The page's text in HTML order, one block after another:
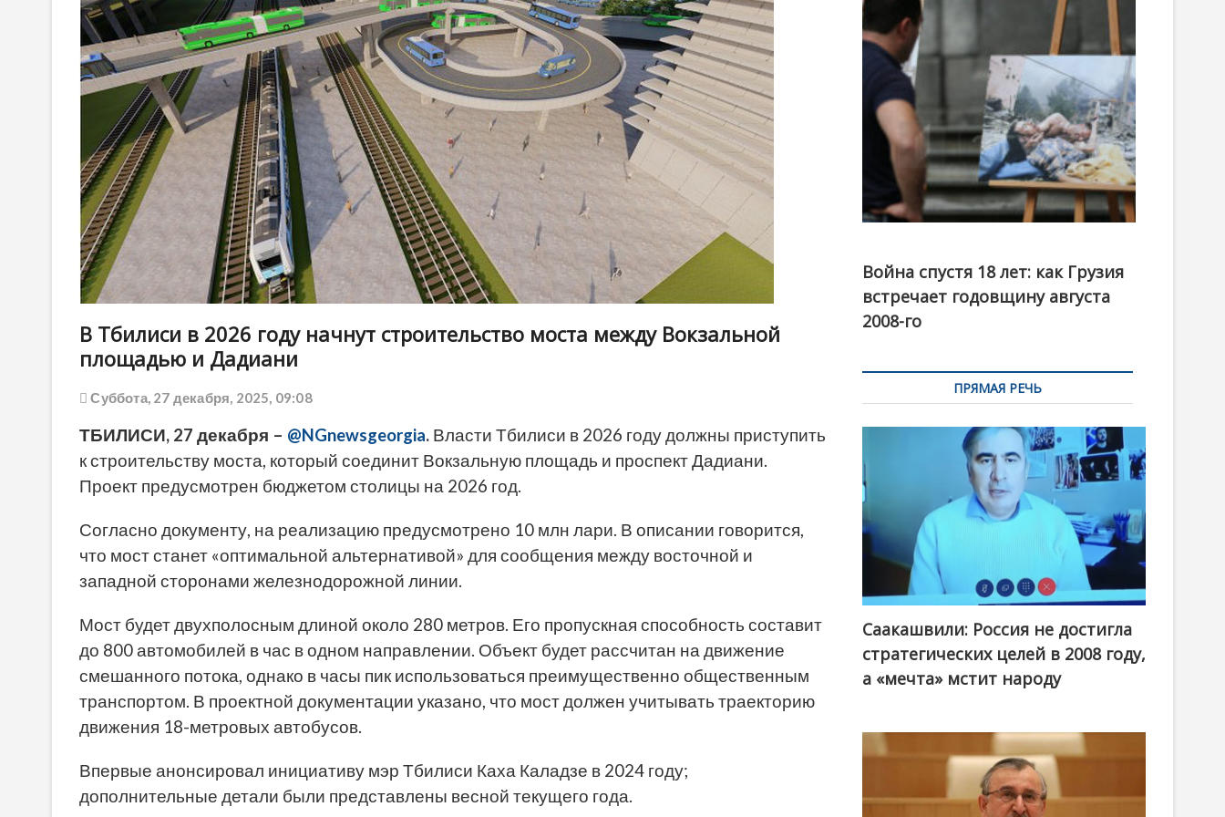
o
n
В Тбилиси в 2026 году начнут строительство моста между Вокзальной
площадью и Дадиани
Суббота, 27 декабря, 2025, 09:08
ТБИЛИСИ, 27 декабря – @NGnewsgeorgia. Власти Тбилиси в 2026 году должны приступить
к строительству моста, который соединит Вокзальную площадь и проспект Дадиани.
Проект предусмотрен бюджетом столицы на 2026 год.
Согласно документу, на реализацию предусмотрено 10 млн лари. В описании говорится,
что мост станет «оптимальной альтернативой» для сообщения между восточной и
западной сторонами железнодорожной линии.
Мост будет двухполосным длиной около 280 метров. Его пропускная способность составит
до 800 автомобилей в час в одном направлении. Объект будет рассчитан на движение
смешанного потока, однако в часы пик использоваться преимущественно общественным
транспортом. В проектной документации указано, что мост должен учитывать траекторию
движения 18-метровых автобусов.
Впервые анонсировал инициативу мэр Тбилиси Каха Каладзе в 2024 году;
дополнительные детали были представлены весной текущего года.
канал
Война спустя 18 лет: как Грузия
встречает годовщину августа
2008-го
ПРЯМАЯ РЕЧЬ
Саакашвили: Россия не достигла
стратегических целей в 2008 году,
а «мечта» мстит народу